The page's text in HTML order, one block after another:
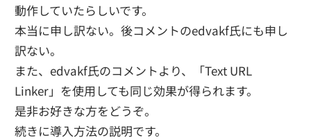
動作していたらしいです。
本当に申し訳ない。後コメントのedvakf氏にも申し
訳ない。
また、edvakf氏のコメントより、「Text URL
Linker」を使用しても同じ効果が得られます。
是非お好きな方をどうぞ。
続きに導入方法の説明です。